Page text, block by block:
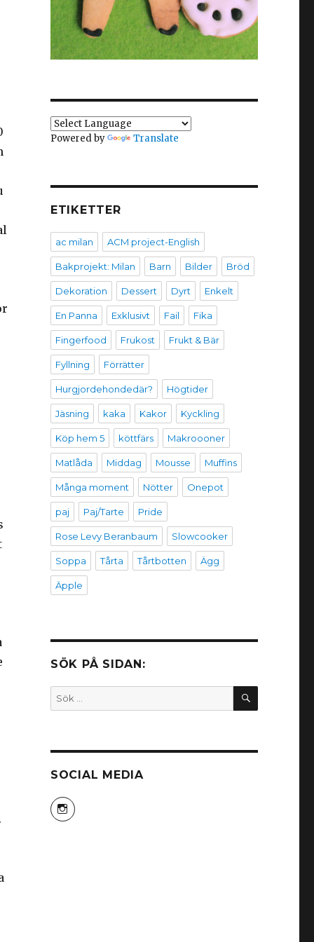
Powered by Translate
ETIKETTER
ac milan ACM project-English
Bakprojekt: Milan Barn Bilder Bröd
Dekoration Dessert Dyrt Enkelt
En Panna Exklusivt Fail Fika
Fingerfood Frukost Frukt & Bär
Fyllning Förrätter
Hurgjordehondedär? Högtider
Jäsning kaka Kakor Kyckling
Köp hem 5 köttfärs Makroooner
Matlåda Middag Mousse Muffins
Många moment Nötter Onepot
paj Paj/Tarte Pride
Rose Levy Beranbaum Slowcooker
Soppa Tårta Tårtbotten Ägg
Äpple
SÖK PÅ SIDAN:
Sök
efter:
SÖK
SOCIAL MEDIA
Visa
himeko81s
profil